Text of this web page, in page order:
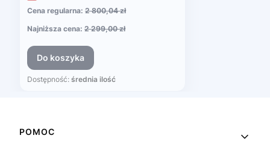
Cena regularna: 2 800,04 zł
Najniższa cena: 2 299,00 zł
Do koszyka
Dostępność: średnia ilość
Linki w stopce
POMOC